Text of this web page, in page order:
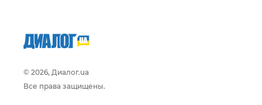
© 2026, Диалог.ua
Все права защищены.